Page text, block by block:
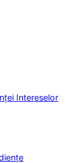
Intereselor